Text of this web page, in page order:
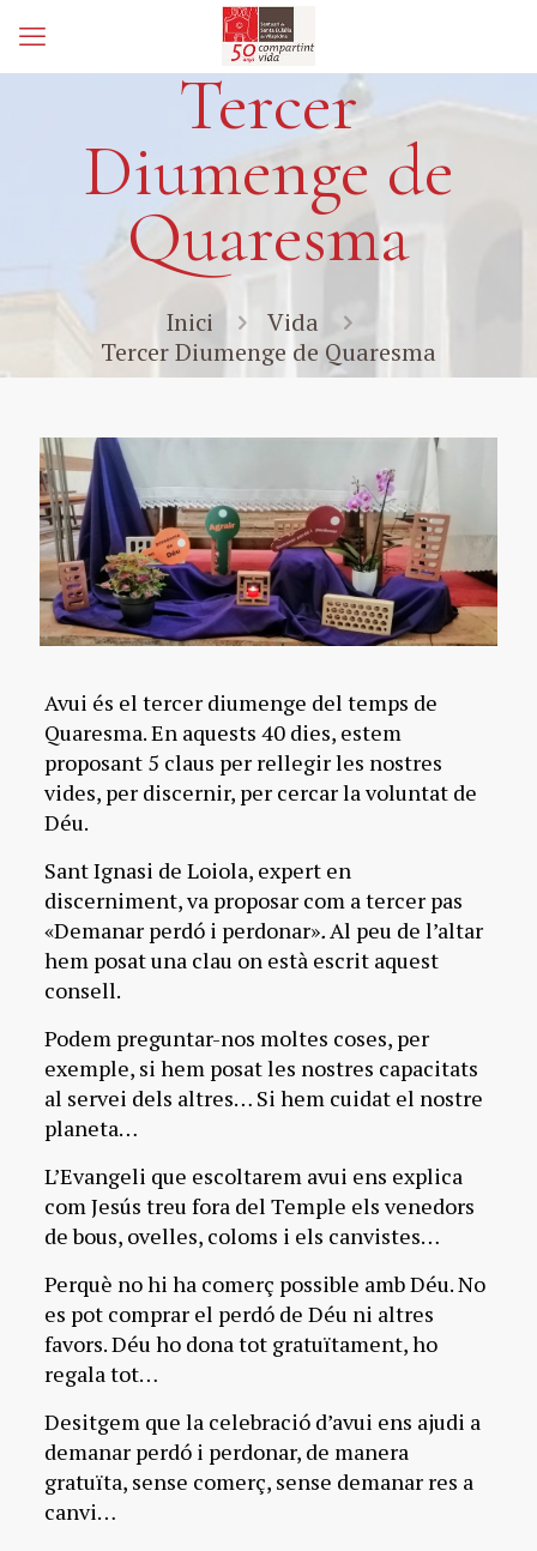
Tercer
Diumenge de
Quaresma
Inici
Vida
Tercer Diumenge de Quaresma
Avui és el tercer diumenge del temps de
Quaresma. En aquests 40 dies, estem
proposant 5 claus per rellegir les nostres
vides, per discernir, per cercar la voluntat de
Déu.
Sant Ignasi de Loiola, expert en
discerniment, va proposar com a tercer pas
«Demanar perdó i perdonar».Al peu de l’altar
hem posat una clau on està escrit aquest
consell.
Podem preguntar-nos moltes coses, per
exemple, si hem posat les nostres capacitats
al servei dels altres… Si hem cuidat el nostre
planeta…
L’Evangeli que escoltarem avui ens explica
com Jesús treu fora del Temple els venedors
de bous, ovelles, coloms i els canvistes…
Perquè no hi ha comerç possible amb Déu. No
es pot comprar el perdó de Déu ni altres
favors. Déu ho dona tot gratuïtament, ho
regala tot…
Desitgem que la celebració d’avui ens ajudi a
demanar perdó i perdonar, de manera
gratuïta, sense comerç, sense demanar res a
canvi…